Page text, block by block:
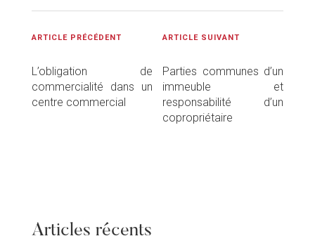
ARTICLE PRÉCÉDENT
L’obligation de
commercialité dans un
centre commercial
ARTICLE SUIVANT
Parties communes d’un
immeuble et
responsabilité d’un
copropriétaire
Articles récents